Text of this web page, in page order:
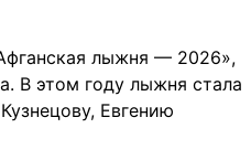
лыжня — 2026»,
В этом году лыжня стала
Евгению